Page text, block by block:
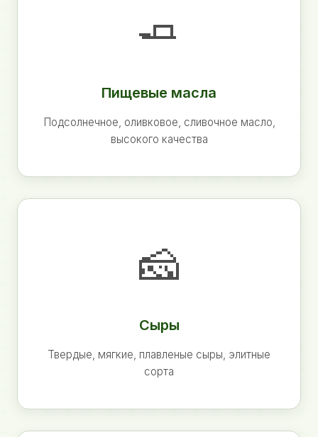
🧈
Пищевые масла
Подсолнечное, оливковое, сливочное масло,
высокого качества
🧀
Сыры
Твердые, мягкие, плавленые сыры, элитные
сорта